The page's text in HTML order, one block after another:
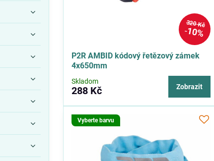
320 Kč
10%
P2R AMBID kódový řetězový zámek
4x650mm
Skladom
288 Kč Zobrazit
Vyberte barvu